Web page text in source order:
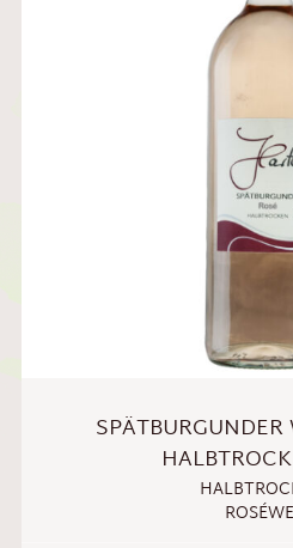
SPÄTBURGUNDER